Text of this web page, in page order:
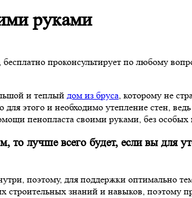
руками
проконсультирует по любому
и теплый дом из бруса, которому не
этого и необходимо утепление стен,
пенопласта своими руками, без особых
лучше всего будет, если вы для
поэтому, для поддержки оптимально
строительных знаний и навыков, поэтому